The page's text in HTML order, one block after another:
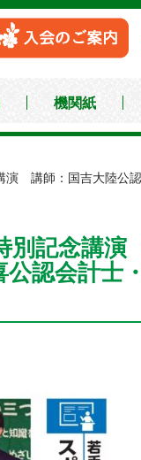
同友会
機関紙
演 講師：国吉大陸
別記念講
認会計士